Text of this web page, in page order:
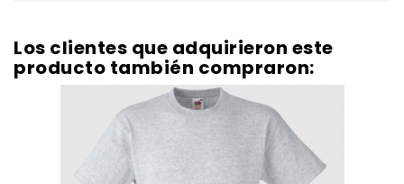
Los clientes que adquirieron este
producto también compraron: